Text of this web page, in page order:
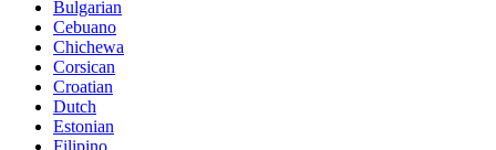
Bulgarian
Cebuano
Chichewa
Corsican
Croatian
Dutch
Estonian
Filipino